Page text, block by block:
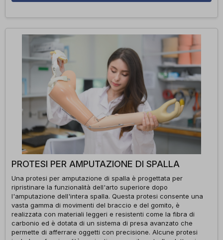
PROTESI PER AMPUTAZIONE DI SPALLA
Una protesi per amputazione di spalla è progettata per
ripristinare la funzionalità dell'arto superiore dopo
l'amputazione dell'intera spalla. Questa protesi consente una
vasta gamma di movimenti del braccio e del gomito, è
realizzata con materiali leggeri e resistenti come la fibra di
carbonio ed è dotata di un sistema di presa avanzato che
permette di afferrare oggetti con precisione. Alcune protesi